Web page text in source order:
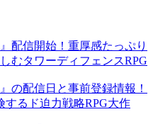
配信開始！重厚感たっぷり
むタワーディフェンスRPG
の配信日と事前登録情報！
するド迫力戦略RPG大作